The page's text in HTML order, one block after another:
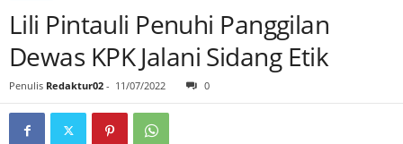
Lili Pintauli Penuhi Panggilan
Dewas KPK Jalani Sidang Etik
Penulis Redaktur02 - 11/07/2022 0